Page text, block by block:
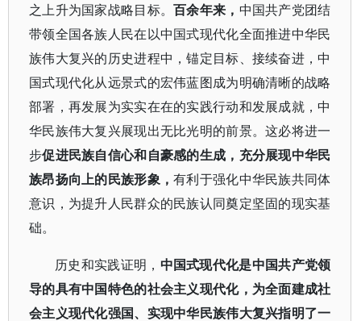
之上升为国家战略目标。百余年来， 中国共产党团结
带领全国各族人民在以中国式现代化全面推进中华民
族伟大复兴的历史进程中，锚定目标、接续奋进，中
国式现代化从远景式的宏伟蓝图成为明确清晰的战略
部署，再发展为实实在在的实践行动和发展成就，中
华民族伟大复兴展现出无比光明的前景。这必将进一
步促进民族自信心和自豪感的生成，充分展现中华民
族昂扬向上的民族形象，有利于强化中华民族共同体
意识，为提升人民群众的民族认同奠定坚固的现实基
础。
历史和实践证明， 中国式现代化是中国共产党领
导的具有中国特色的社会主义现代化，为全面建成社
会主义现代化强国、实现中华民族伟大复兴指明了一